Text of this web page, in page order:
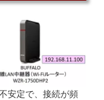
安定で、接続が頻